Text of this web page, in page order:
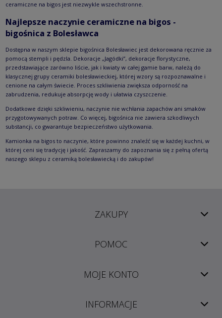
ceramiczne na bigos jest niezwykle wszechstronne.
Najlepsze naczynie ceramiczne na bigos -
bigośnica z Bolesławca
Dostępna w naszym sklepie bigośnica Bolesławiec jest dekorowana ręcznie za
pomocą stempli i pędzla. Dekoracje „Jagódki”, dekoracje florystyczne,
przedstawiające zarówno liście, jak i kwiaty w całej gamie barw, należą do
klasycznej grupy ceramiki bolesławieckiej, której wzory są rozpoznawalne i
cenione na całym świecie. Proces szkliwienia zwiększa odporność na
zabrudzenia, redukuje absorpcję wody i ułatwia czyszczenie.
Dodatkowe dzięki szkliwieniu, naczynie nie wchłania zapachów ani smaków
przygotowywanych potraw. Co więcej, bigośnica nie zawiera szkodliwych
substancji, co gwarantuje bezpieczeństwo użytkowania.
Kamionka na bigos to naczynie, które powinno znaleźć się w każdej kuchni, w
której ceni się tradycję i jakość. Zapraszamy do zapoznania się z pełną ofertą
naszego sklepu z ceramiką bolesławiecką i do zakupów!
ZAKUPY
POMOC
MOJE KONTO
INFORMACJE